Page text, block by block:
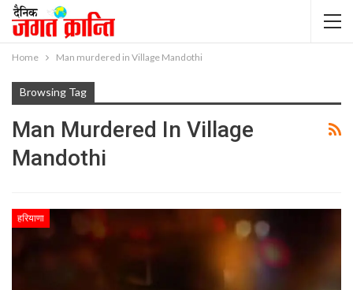
Home Man murdered in Village Mandothi
Browsing Tag
Man Murdered In Village
Mandothi
हरियाणा